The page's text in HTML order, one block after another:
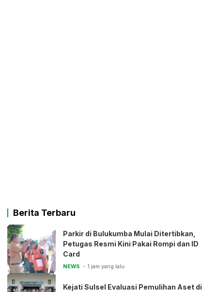
Berita Terbaru
Parkir di Bulukumba Mulai Ditertibkan,
Petugas Resmi Kini Pakai Rompi dan ID
Card
NEWS 1 jam yang lalu
Kejati Sulsel Evaluasi Pemulihan Aset di